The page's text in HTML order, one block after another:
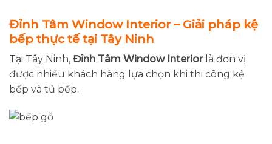
Đỉnh Tâm Window Interior – Giải pháp kệ
bếp thực tế tại Tây Ninh
Tại Tây Ninh, Đỉnh Tâm Window Interiorlà đơn vị
được nhiều khách hàng lựa chọn khi thi công kệ
bếp và tủ bếp.